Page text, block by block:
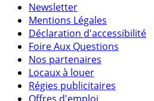
Newsletter
Mentions Légales
Déclaration d'accessibilité
Foire Aux Questions
Nos partenaires
Locaux à louer
Régies publicitaires